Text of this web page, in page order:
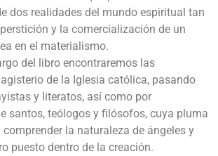
dos realidades del mundo espiritual tan
y la comercialización de un
en el materialismo.
del libro encontraremos las
de la Iglesia católica, pasando
y literatos, así como por
santos, teólogos y filósofos, cuya pluma
comprender la naturaleza de ángeles y
puesto dentro de la creación.